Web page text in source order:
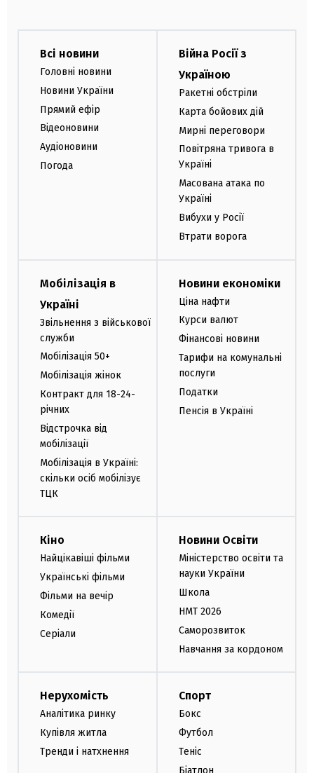
Всі новини
Головні новини
Новини України
Прямий ефір
Відеоновини
Аудіоновини
Погода
Війна Росії з
Україною
Ракетні обстріли
Карта бойових дій
Мирні переговори
Повітряна тривога в
Україні
Масована атака по
Україні
Вибухи у Росії
Втрати ворога
Мобілізація в
Україні
Звільнення з військової
служби
Мобілізація 50+
Мобілізація жінок
Контракт для 18-24-
річних
Відстрочка від
мобілізації
Мобілізація в Україні:
скільки осіб мобілізує
ТЦК
Новини економіки
Ціна нафти
Курси валют
Фінансові новини
Тарифи на комунальні
послуги
Податки
Пенсія в Україні
Кіно
Найцікавіші фільми
Українські фільми
Фільми на вечір
Комедії
Серіали
Новини Освіти
Міністерство освіти та
науки України
Школа
НМТ 2026
Саморозвиток
Навчання за кордоном
Нерухомість
Аналітика ринку
Купівля житла
Тренди і натхнення
Спорт
Бокс
Футбол
Теніс
Біатлон